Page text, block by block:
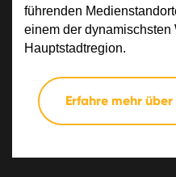
führenden
einem der
Hauptstadtregion.
Erfahre mehr